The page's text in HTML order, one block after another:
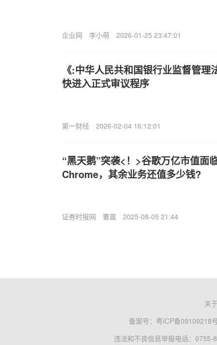
企业网 李小萌 2026-01-25 23:47:01
《:中华人民共和国银行业监督管
快进入正式审议程序
第一财经 2026-02-04 16:12:01
“黑天鹅”突袭<！>谷歌万亿市值面
Chrome，其余业务还值多少钱?
证券时报网 曹晨 2025-08-05 21:44
关
备案号： 粤ICP备09109218
违法和不良信息举报电话：0755-